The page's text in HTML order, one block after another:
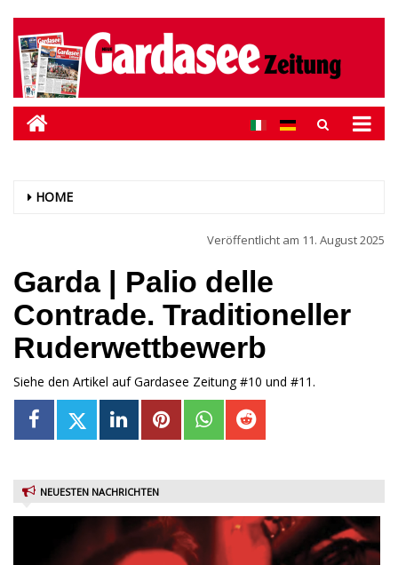
HOME
Veröffentlicht am 11. August 2025
Garda | Palio delle
Contrade. Traditioneller
Ruderwettbewerb
Siehe den Artikel auf Gardasee Zeitung #10 und #11.
NEUESTEN NACHRICHTEN